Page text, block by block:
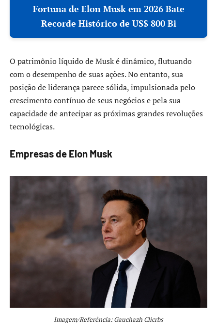
Fortuna de Elon Musk em 2026 Bate
Recorde Histórico de US$ 800 Bi
O patrimônio líquido de Musk é dinâmico, flutuando
com o desempenho de suas ações. No entanto, sua
posição de liderança parece sólida, impulsionada pelo
crescimento contínuo de seus negócios e pela sua
capacidade de antecipar as próximas grandes revoluções
tecnológicas.
Empresas de Elon Musk
Imagem/Referência: Gauchazh Clicrbs